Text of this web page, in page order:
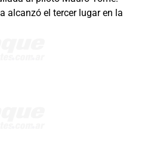
alcanzó el tercer lugar en la